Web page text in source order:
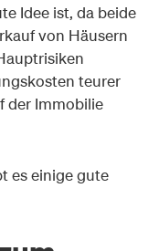
Idee ist, da beide
von Häusern
teurer
der Immobilie
es einige gute